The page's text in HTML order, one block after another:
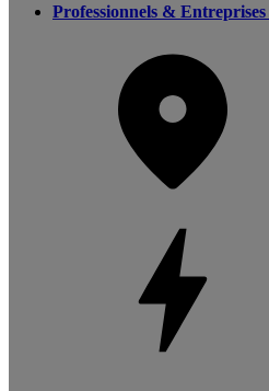
Professionnels & Entreprises